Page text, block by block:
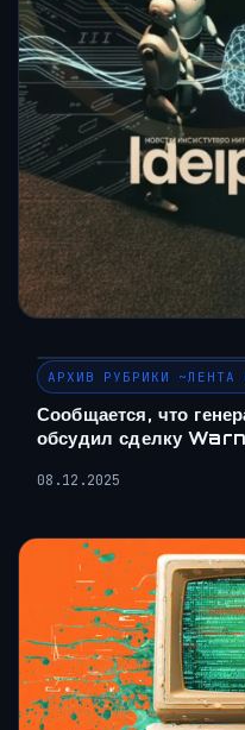
АРХИВ РУБРИКИ ~ЛЕНТА
Сообщается, что
обсудил сделку
08.12.2025